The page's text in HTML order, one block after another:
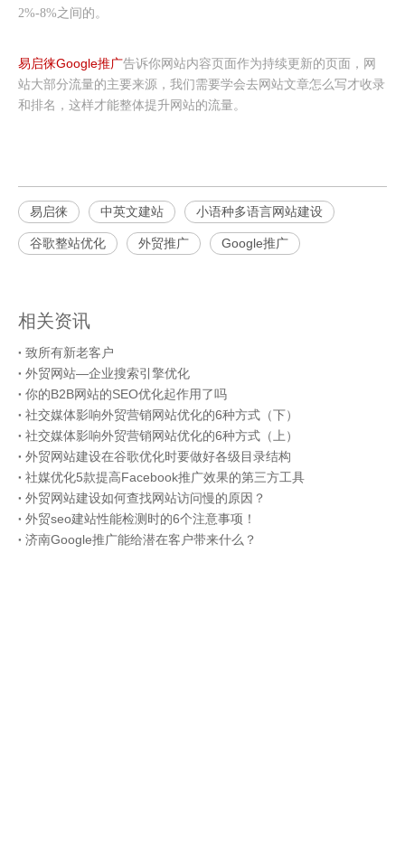
2%-8%之间的。
易启徕Google推广告诉你网站内容页面作为持续更新的页面，网
站大部分流量的主要来源，我们需要学会去网站文章怎么写才收录
和排名，这样才能整体提升网站的流量。
易启徕 中英文建站 小语种多语言网站建设
谷歌整站优化 外贸推广 Google推广
相关资讯
致所有新老客户
外贸网站—企业搜索引擎优化
你的B2B网站的SEO优化起作用了吗
社交媒体影响外贸营销网站优化的6种方式（下）
社交媒体影响外贸营销网站优化的6种方式（上）
外贸网站建设在谷歌优化时要做好各级目录结构
社媒优化5款提高Facebook推广效果的第三方工具
外贸网站建设如何查找网站访问慢的原因？
外贸seo建站性能检测时的6个注意事项！
济南Google推广能给潜在客户带来什么？